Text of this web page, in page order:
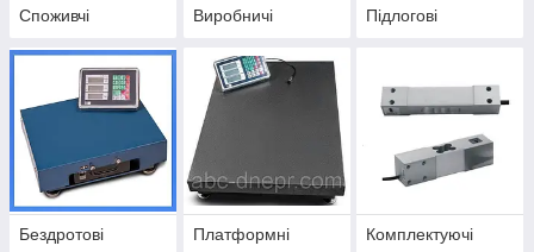
Споживчі Виробничі Підлогові
Бездротові Платформні Комплектуючі